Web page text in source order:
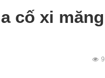
cố xi măng
9